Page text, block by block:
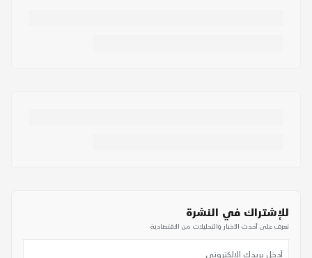
للإشتراك في النشرة
تعرف على أحدث الأخبار والتحليلات من الاقتصادية